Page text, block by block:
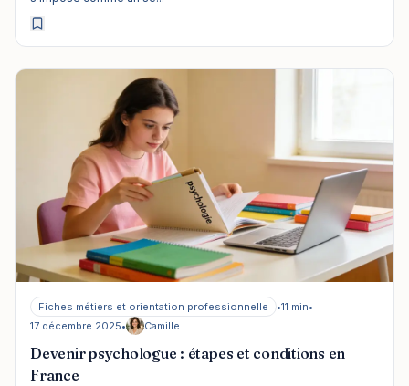
Fiches métiers et orientation professionnelle •11 min•
17 décembre 2025• Camille
Devenir psychologue : étapes et conditions en
France